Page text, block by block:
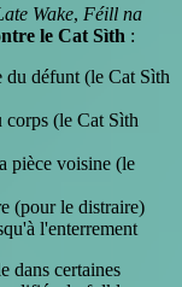
Wake, Féill na
le Cat Sìth :
du défunt (le Cat Sìth
corps (le Cat Sìth
pièce voisine (le
(pour le distraire)
l'enterrement
dans certaines